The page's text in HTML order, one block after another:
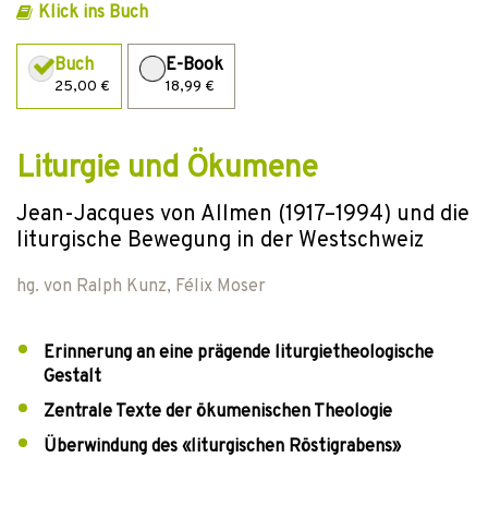
Klick ins Buch
Buch
25,00 €
E-Book
18,99 €
Liturgie und Ökumene
Jean-Jacques von Allmen (1917–1994) und die
liturgische Bewegung in der Westschweiz
hg. von Ralph Kunz, Félix Moser
Erinnerung an eine prägende liturgietheologische
Gestalt
Zentrale Texte der ökumenischen Theologie
Überwindung des «liturgischen Röstigrabens»